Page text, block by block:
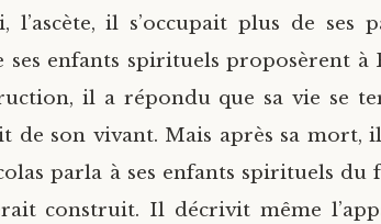
l’ascète, il s’occupait plus de ses
ses enfants spirituels proposèrent à
il a répondu que sa vie se
de son vivant. Mais après sa mort,
parla à ses enfants spirituels
construit. Il décrivit même